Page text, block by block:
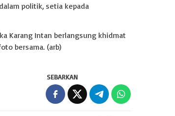
politik, setia kepada
Karang Intan berlangsung khidmat
bersama. (arb)
SEBARKAN